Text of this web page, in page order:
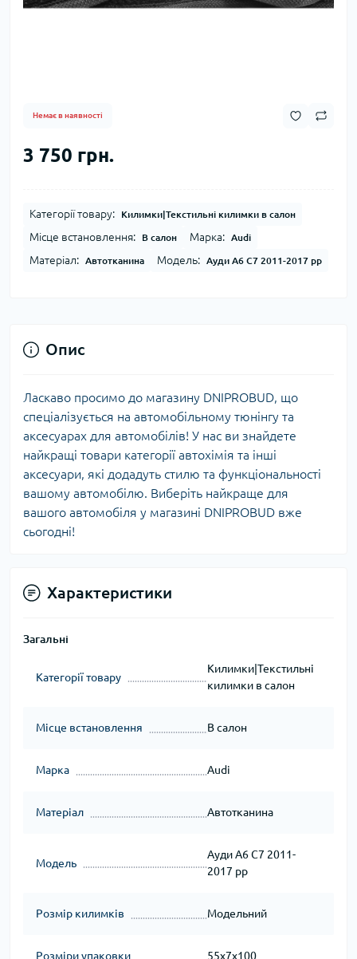
Немає в наявності
3 750 грн.
Категорії товару: Килимки|Текстильні килимки в салон
Місце встановлення: В салон Марка: Audi
Матеріал: Автотканина Модель: Ауди A6 C7 2011-2017 рр
Опис
Ласкаво просимо до магазину DNIPROBUD, що
спеціалізується на автомобільному тюнінгу та
аксесуарах для автомобілів! У нас ви знайдете
найкращі товари категорії автохімія та інші
аксесуари, які додадуть стилю та функціональності
вашому автомобілю. Виберіть найкраще для
вашого автомобіля у магазині DNIPROBUD вже
сьогодні!
Характеристики
Загальні
Категорії товару
Килимки|Текстильні
килимки в салон
Місце встановлення В салон
Марка Audi
Матеріал Автотканина
Модель
Ауди A6 C7 2011-
2017 рр
Розмір килимків Модельний
Розміри упаковки 55x7x100